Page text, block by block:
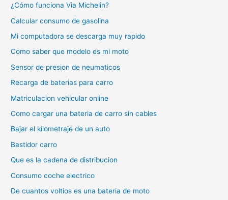
¿Cómo funciona Via Michelin?
Calcular consumo de gasolina
Mi computadora se descarga muy rapido
Como saber que modelo es mi moto
Sensor de presion de neumaticos
Recarga de baterias para carro
Matriculacion vehicular online
Como cargar una bateria de carro sin cables
Bajar el kilometraje de un auto
Bastidor carro
Que es la cadena de distribucion
Consumo coche electrico
De cuantos voltios es una bateria de moto